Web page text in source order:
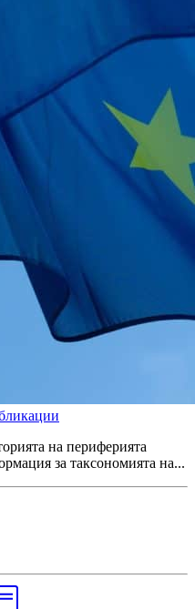
на периферията
за таксономията на...